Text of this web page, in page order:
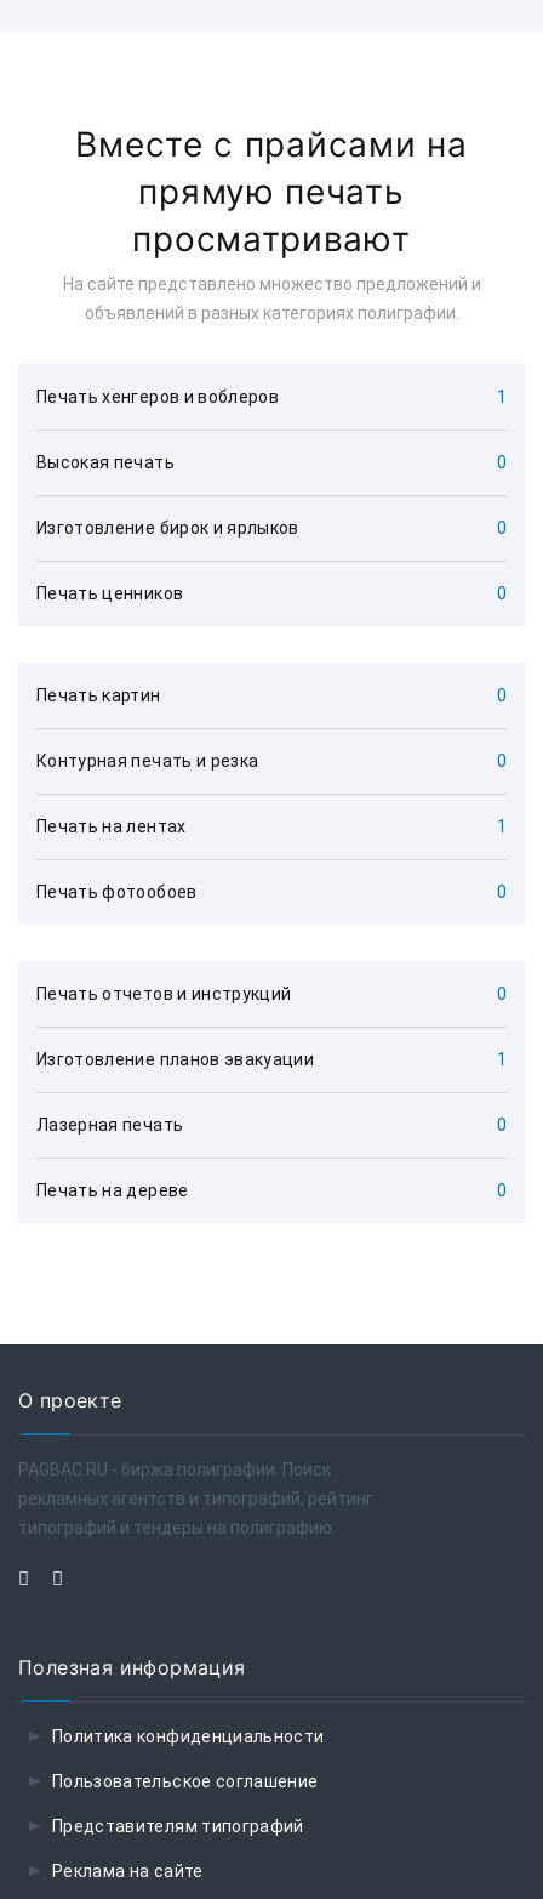
Вместе с прайсами на
прямую печать
просматривают
На сайте представлено множество предложений и
объявлений в разных категориях полиграфии.
Печать хенгеров и воблеров 1
Высокая печать 0
Изготовление бирок и ярлыков 0
Печать ценников 0
Печать картин 0
Контурная печать и резка 0
Печать на лентах 1
Печать фотообоев 0
Печать отчетов и инструкций 0
Изготовление планов эвакуации 1
Лазерная печать 0
Печать на дереве 0
О проекте
PAGBAC.RU - биржа полиграфии. Поиск
рекламных агентств и типографий, рейтинг
типографий и тендеры на полиграфию.
Полезная информация
Политика конфиденциальности
Пользовательское соглашение
Представителям типографий
Реклама на сайте